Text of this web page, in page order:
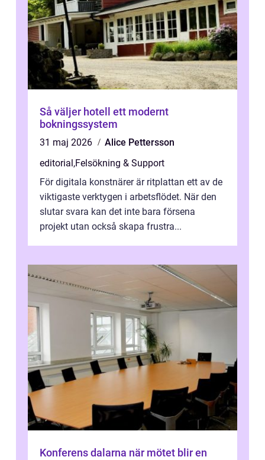
Så väljer hotell ett modernt
bokningssystem
31 maj 2026
Alice Pettersson
editorial,Felsökning & Support
För digitala konstnärer är ritplattan ett av de
viktigaste verktygen i arbetsflödet. När den
slutar svara kan det inte bara försena
projekt utan också skapa frustra...
Konferens dalarna när mötet blir en